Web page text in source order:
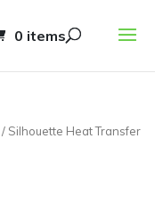
0 items
/ Silhouette Heat Transfer